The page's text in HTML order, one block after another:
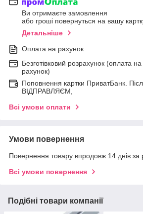
Ви отримаєте замовлення
або гроші повернуться на вашу
Детальніше
Оплата на рахунок
Безготівковий розрахунок (оплата
рахунок)
Поповнення картки ПриватБанк.
ВІДПРАВЛЯЄМ,
Всі умови оплати
Умови повернення
Повернення товару впродовж 14 днів за
Всі умови повернення
Подібні товари компанії